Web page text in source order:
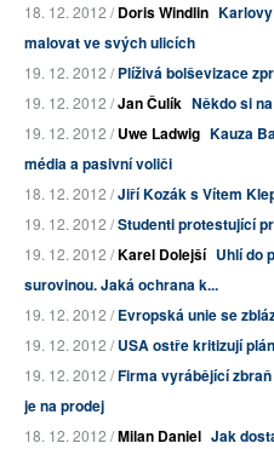
18. 12. 2012 /Doris Windlin
malovat ve svých ulicích
19. 12. 2012 /Plíživá bolševizace
19. 12. 2012 /Jan Čulík Někdo si
19. 12. 2012 /Uwe Ladwig Kauza
média a pasivní voliči
18. 12. 2012 /Jiří Kozák s Vítem
19. 12. 2012 /Studenti protestující
19. 12. 2012 /Karel Dolejší Uhlí do
surovinou. Jaká ochrana k...
19. 12. 2012 /Evropská unie se
19. 12. 2012 /USA ostře kritizují
19. 12. 2012 /Firma vyrábějící
je na prodej
18. 12. 2012 /Milan Daniel Jak